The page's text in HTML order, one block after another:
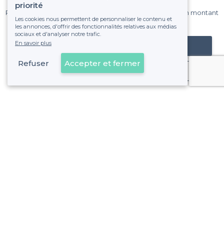
Pas de commissions et sans engagement, vous payez un montant
fixe sans risque de voir déraper la facture.
Référencer mon établissement
Déjà client
priorité
Les cookies nous permettent de personnaliser le contenu et
les annonces, d'offrir des fonctionnalités relatives aux médias
sociaux et d'analyser notre trafic.
En savoir plus
Refuser Accepter et fermer